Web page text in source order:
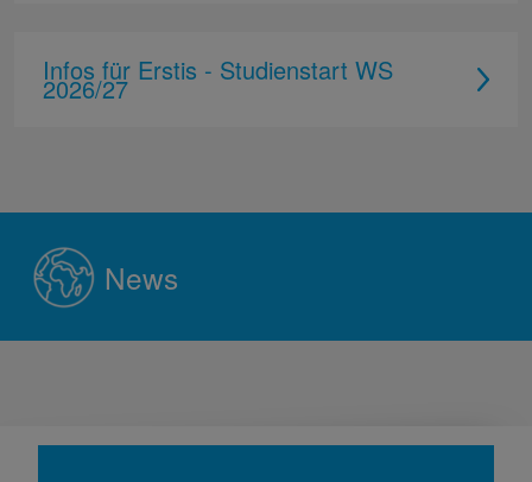
Infos für Erstis - Studienstart WS
2026/27
News